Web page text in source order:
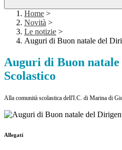
Home >
Novità >
Le notizie >
Auguri di Buon natale del
Auguri di Buon
Scolastico
Alla comunità scolastica dell'I.C. di Marina di
Allegati